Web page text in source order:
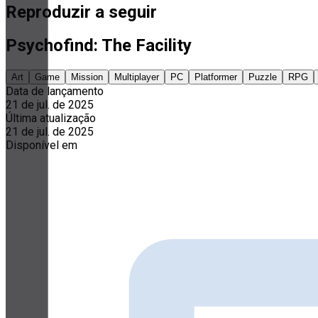
Reproduzir a seguir
Psychofind: The Facility
Art Game Mission Multiplayer PC Platformer Puzzle RPG
Data de lançamento
21 de jul. de 2025
Última atualização
21 de jul. de 2025
Disponível em